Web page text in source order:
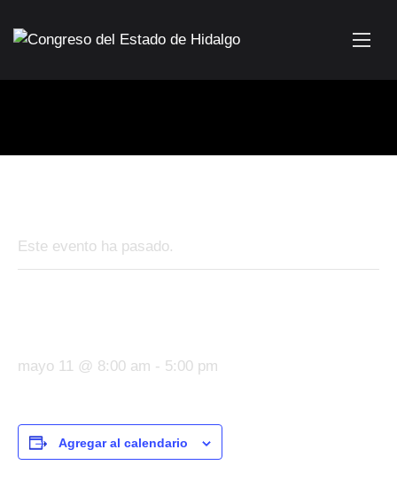
Este evento ha pasado.
mayo 11 @ 8:00 am - 5:00 pm
Agregar al calendario